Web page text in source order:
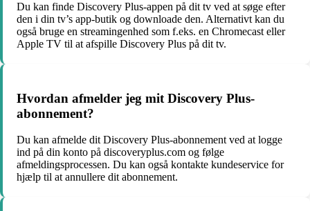
Du kan finde Discovery Plus-appen på dit tv ved at søge efter
den i din tv’s app-butik og downloade den. Alternativt kan du
også bruge en streamingenhed som f.eks. en Chromecast eller
Apple TV til at afspille Discovery Plus på dit tv.
Hvordan afmelder jeg mit Discovery Plus-
abonnement?
Du kan afmelde dit Discovery Plus-abonnement ved at logge
ind på din konto på discoveryplus.com og følge
afmeldingsprocessen. Du kan også kontakte kundeservice for
hjælp til at annullere dit abonnement.